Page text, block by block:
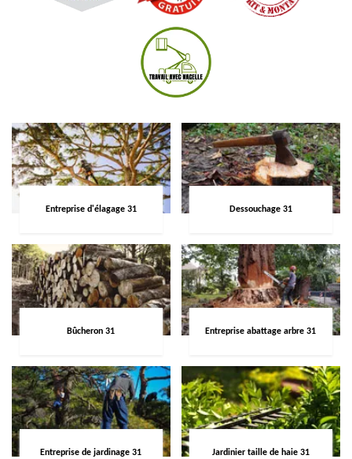
Entreprise d'élagage 31 Dessouchage 31
Bûcheron 31 Entreprise abattage arbre 31
Entreprise de jardinage 31 Jardinier taille de haie 31